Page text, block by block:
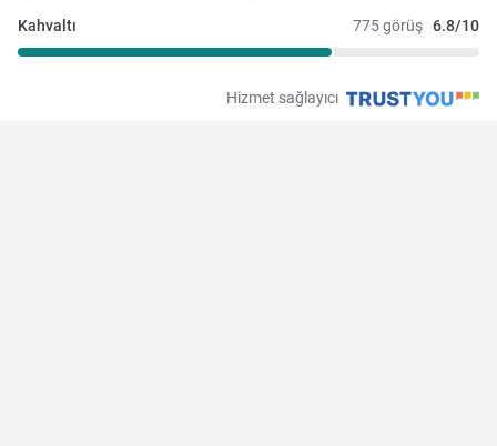
775 görüş 6.8/10
Kahvaltı
Hizmet sağlayıcı